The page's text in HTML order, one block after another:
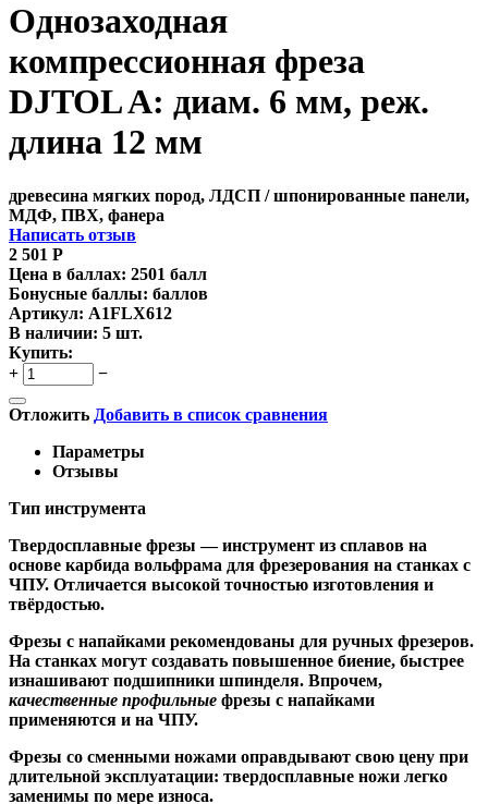
Однозаходная
компрессионная фреза
DJTOL A: диам. 6 мм, реж.
длина 12 мм
древесина мягких пород, ЛДСП / шпонированные панели,
МДФ, ПВХ, фанера
Написать отзыв
2 501 Р
Цена в баллах: 2501 балл
Бонусные баллы: баллов
Артикул: A1FLX612
В наличии: 5 шт.
Купить:
+
−
Отложить Добавить в список сравнения
Параметры
Отзывы
Тип инструмента
Твердосплавные фрезы — инструмент из сплавов на
основе карбида вольфрама для фрезерования на станках с
ЧПУ. Отличается высокой точностью изготовления и
твёрдостью.
Фрезы с напайками рекомендованы для ручных фрезеров.
На станках могут создавать повышенное биение, быстрее
изнашивают подшипники шпинделя. Впрочем,
качественные профильные фрезы с напайками
применяются и на ЧПУ.
Фрезы со сменными ножами оправдывают свою цену при
длительной эксплуатации: твердосплавные ножи легко
заменимы по мере износа.